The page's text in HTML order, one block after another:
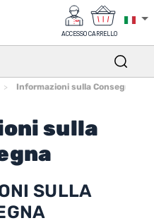
ACCESSO CARRELLO
Informazioni sulla Consegna
sulla
SULLA